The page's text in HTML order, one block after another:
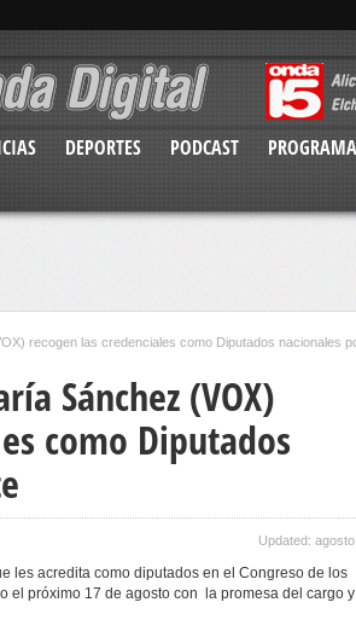
DEPORTES PODCAST
recogen las credenciales como Diputados nacionales
Sánchez (VOX)
como Diputados
Updated:
les acredita como diputados en el Congreso de los
el próximo 17 de agosto con la promesa del cargo y